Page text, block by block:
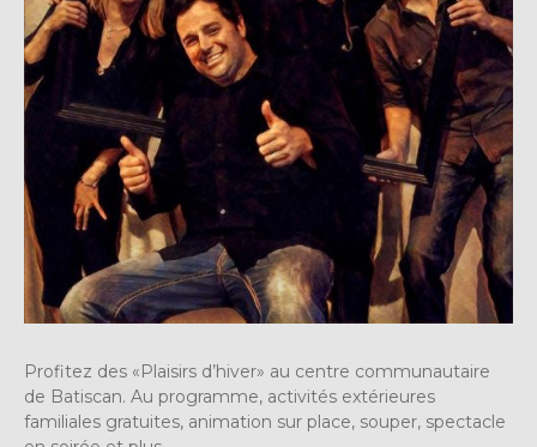
Profitez des «Plaisirs d’hiver» au centre communautaire
de Batiscan. Au programme, activités extérieures
familiales gratuites, animation sur place, souper, spectacle